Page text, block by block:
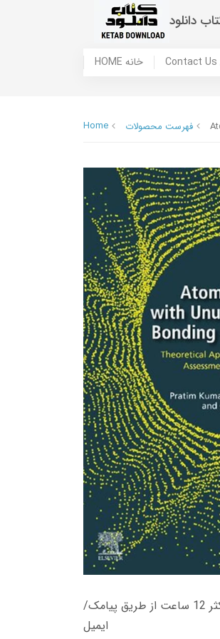
دانلود
HOME خانه
Home فهرست محصولات
زمان تحویل کتاب های 600 هزار تومانی دانلود فوری از حساب کاربری می باشد، و زمان تحویل لینک دانلود کتاب های 500 هزار تومانی حداکثر 12 ساعت از طریق پیامک/
ایمیل